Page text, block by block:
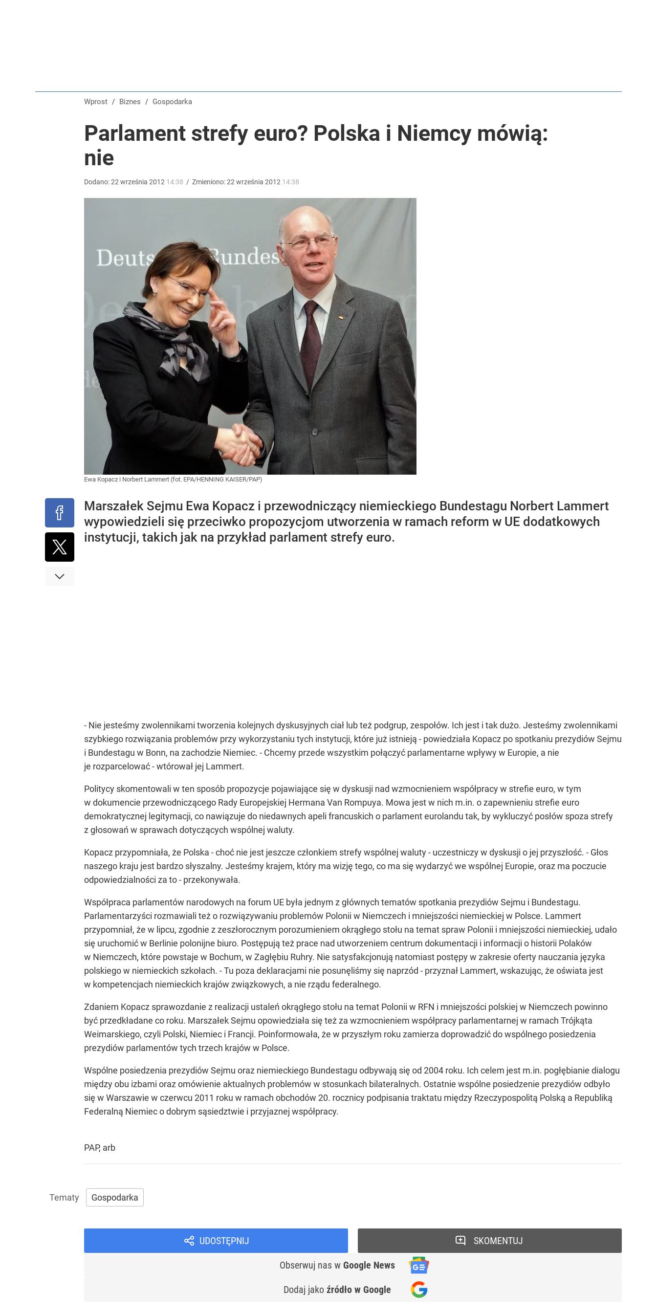
dodaj
Kiedy decyzja ws. przywrócenia CPN? Minister podał termin
Wprost / Biznes / Gospodarka
Parlament strefy euro? Polska i Niemcy mówią:
nie
Dodano:22 września 2012 14:38 / Zmieniono:22 września 2012 14:38
Ewa Kopacz i Norbert Lammert (fot. EPA/HENNING KAISER/PAP)
Marszałek Sejmu Ewa Kopacz i przewodniczący niemieckiego Bundestagu Norbert Lammert
wypowiedzieli się przeciwko propozycjom utworzenia w ramach reform w UE dodatkowych
instytucji, takich jak na przykład parlament strefy euro.
- Nie jesteśmy zwolennikami tworzenia kolejnych dyskusyjnych ciał lub też podgrup, zespołów. Ich jest i tak dużo. Jesteśmy zwolennikami
szybkiego rozwiązania problemów przy wykorzystaniu tych instytucji, które już istnieją - powiedziała Kopacz po spotkaniu prezydiów Sejmu
i Bundestagu w Bonn, na zachodzie Niemiec. - Chcemy przede wszystkim połączyć parlamentarne wpływy w Europie, a nie
je rozparcelować - wtórował jej Lammert.
Politycy skomentowali w ten sposób propozycje pojawiające się w dyskusji nad wzmocnieniem współpracy w strefie euro, w tym
w dokumencie przewodniczącego Rady Europejskiej Hermana Van Rompuya. Mowa jest w nich m.in. o zapewnieniu strefie euro
demokratycznej legitymacji, co nawiązuje do niedawnych apeli francuskich o parlament eurolandu tak, by wykluczyć posłów spoza strefy
z głosowań w sprawach dotyczących wspólnej waluty.
Kopacz przypomniała, że Polska - choć nie jest jeszcze członkiem strefy wspólnej waluty - uczestniczy w dyskusji o jej przyszłość. - Głos
naszego kraju jest bardzo słyszalny. Jesteśmy krajem, który ma wizję tego, co ma się wydarzyć we wspólnej Europie, oraz ma poczucie
odpowiedzialności za to - przekonywała.
Współpraca parlamentów narodowych na forum UE była jednym z głównych tematów spotkania prezydiów Sejmu i Bundestagu.
Parlamentarzyści rozmawiali też o rozwiązywaniu problemów Polonii w Niemczech i mniejszości niemieckiej w Polsce. Lammert
przypomniał, że w lipcu, zgodnie z zeszłorocznym porozumieniem okrągłego stołu na temat spraw Polonii i mniejszości niemieckiej, udało
się uruchomić w Berlinie polonijne biuro. Postępują też prace nad utworzeniem centrum dokumentacji i informacji o historii Polaków
w Niemczech, które powstaje w Bochum, w Zagłębiu Ruhry. Nie satysfakcjonują natomiast postępy w zakresie oferty nauczania języka
polskiego w niemieckich szkołach. - Tu poza deklaracjami nie posunęliśmy się naprzód - przyznał Lammert, wskazując, że oświata jest
w kompetencjach niemieckich krajów związkowych, a nie rządu federalnego.
Zdaniem Kopacz sprawozdanie z realizacji ustaleń okrągłego stołu na temat Polonii w RFN i mniejszości polskiej w Niemczech powinno
być przedkładane co roku. Marszałek Sejmu opowiedziała się też za wzmocnieniem współpracy parlamentarnej w ramach Trójkąta
Weimarskiego, czyli Polski, Niemiec i Francji. Poinformowała, że w przyszłym roku zamierza doprowadzić do wspólnego posiedzenia
prezydiów parlamentów tych trzech krajów w Polsce.
Wspólne posiedzenia prezydiów Sejmu oraz niemieckiego Bundestagu odbywają się od 2004 roku. Ich celem jest m.in. pogłębianie dialogu
między obu izbami oraz omówienie aktualnych problemów w stosunkach bilateralnych. Ostatnie wspólne posiedzenie prezydiów odbyło
się w Warszawie w czerwcu 2011 roku w ramach obchodów 20. rocznicy podpisania traktatu między Rzeczypospolitą Polską a Republiką
Federalną Niemiec o dobrym sąsiedztwie i przyjaznej współpracy.
PAP, arb
Gospodarka
UDOSTĘPNIJ
Obserwuj nas w Google News
Dodaj jako źródło w Google
SKOMENTUJ